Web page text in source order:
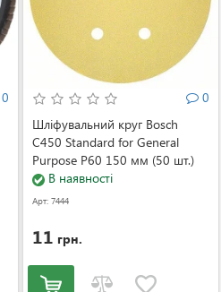
0
0
Шліфувальний круг Bosch
C450 Standard for General
Purpose P60 150 мм (50 шт.)
(2608621722)
В наявності
Арт: 7444
11 грн.